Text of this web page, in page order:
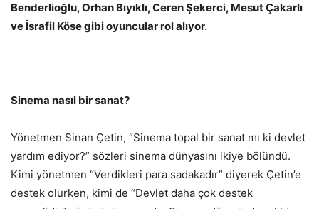
Benderlioğlu, Orhan Bıyıklı, Ceren Şekerci, Mesut Çakarlı
ve İsrafil Köse gibi oyuncular rol alıyor.
Sinema nasıl bir sanat?
Yönetmen Sinan Çetin, “Sinema topal bir sanat mı ki devlet
yardım ediyor?” sözleri sinema dünyasını ikiye bölündü.
Kimi yönetmen “Verdikleri para sadakadır” diyerek Çetin’e
destek olurken, kimi de “Devlet daha çok destek